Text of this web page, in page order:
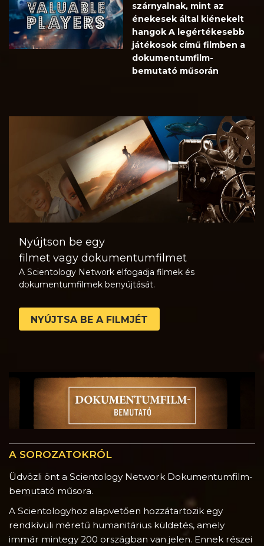
szárnyalnak, mint az
énekesek által kiénekelt
hangok A legértékesebb
játékosok című filmben a
dokumentumfilm-
bemutató műsorán
Nyújtson be egy
filmet vagy dokumentumfilmet
A Scientology Network elfogadja filmek és
dokumentumfilmek benyújtását.
NYÚJTSA BE A FILMJÉT
A SOROZATOKRÓL
Üdvözli önt a Scientology Network Dokumentumfilm-
bemutató műsora.
A Scientologyhoz alapvetően hozzátartozik egy
rendkívüli méretű humanitárius küldetés, amely
immár mintegy 200 országban van jelen. Ennek részei